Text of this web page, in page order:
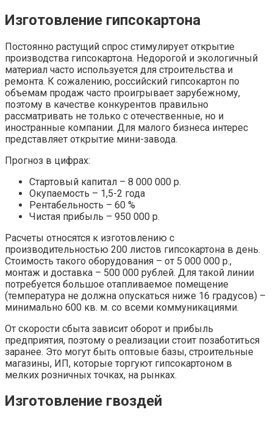
Изготовление гипсокартона
Постоянно растущий спрос стимулирует открытие
производства гипсокартона. Недорогой и экологичный
материал часто используется для строительства и
ремонта. К сожалению, российский гипсокартон по
объемам продаж часто проигрывает зарубежному,
поэтому в качестве конкурентов правильно
рассматривать не только с отечественные, но и
иностранные компании. Для малого бизнеса интерес
представляет открытие мини-завода.
Прогноз в цифрах:
Стартовый капитал – 8 000 000 р.
Окупаемость – 1,5-2 года
Рентабельность – 60 %
Чистая прибыль – 950 000 р.
Расчеты относятся к изготовлению с
производительностью 200 листов гипсокартона в день.
Стоимость такого оборудования – от 5 000 000 р.,
монтаж и доставка – 500 000 рублей. Для такой линии
потребуется большое отапливаемое помещение
(температура не должна опускаться ниже 16 градусов) –
минимально 600 кв. м. со всеми коммуникациями.
От скорости сбыта зависит оборот и прибыль
предприятия, поэтому о реализации стоит позаботиться
заранее. Это могут быть оптовые базы, строительные
магазины, ИП, которые торгуют гипсокартоном в
мелких розничных точках, на рынках.
Изготовление гвоздей